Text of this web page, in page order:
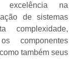
excelência na
de sistemas
complexidade,
componentes
também seus